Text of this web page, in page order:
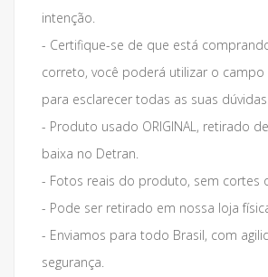
intenção.
- Certifique-se de que está
correto, você poderá utilizar o campo
para esclarecer todas as suas dúvidas.
- Produto usado ORIGINAL, retirado
baixa no Detran.
- Fotos reais do produto, sem cortes
- Pode ser retirado em nossa loja
- Enviamos para todo Brasil, com
segurança.